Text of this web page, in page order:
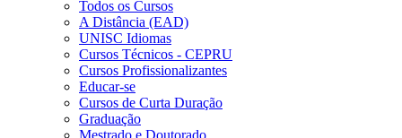
Todos os Cursos
A Distância (EAD)
UNISC Idiomas
Cursos Técnicos - CEPRU
Cursos Profissionalizantes
Educar-se
Cursos de Curta Duração
Graduação
Mestrado e Doutorado